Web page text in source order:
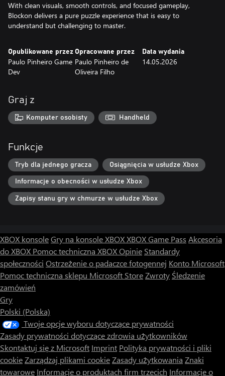
With clean visuals, smooth controls, and focused gameplay,
Blockon delivers a pure puzzle experience that is easy to
understand but challenging to master.
Opublikowane przez
Paulo Pinheiro Game
Dev
Opracowane przez
Paulo Pinheiro de
Oliveira Filho
Data wydania
14.05.2026
Graj z
Komputer osobisty Handheld
Funkcje
Tryb dla jednego gracza Osiągnięcia w usłudze Xbox
Informacje o obecności w usłudze Xbox
Zapisy stanu gry w chmurze w usłudze Xbox
XBOX konsoleGry na konsole XBOXXBOX Game Pass Akcesoria
do XBOX Pomoc techniczna XBOXOpinie Standardy
społeczności Ostrzeżenie o padaczce fotogennej Konto Microsoft
Pomoc techniczna sklepu Microsoft StoreZwroty Śledzenie
zamówień
Gry
Polski (Polska)
Twoje opcje wyboru dotyczące prywatności
Zasady prywatności dotyczące zdrowia użytkowników
Skontaktuj się z Microsoft Imprint Polityka prywatności i pliki
cookieZarządzaj plikami cookieZasady użytkowania Znaki
towarowe Informacje o produktach firm trzecich Informacje o